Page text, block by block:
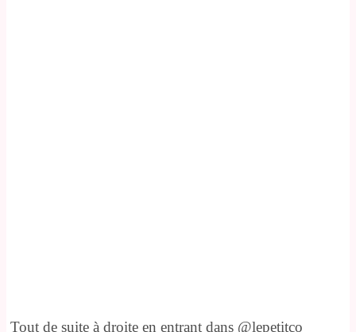
Tout de suite à droite en entrant dans @lepetitco